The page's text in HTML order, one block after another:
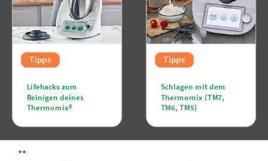
Tipps
Lifehacks zum
Reinigen deines
Thermomix®
Tipps
Schlagen mit dem
Thermomix (TM7,
TM6, TM5)
**